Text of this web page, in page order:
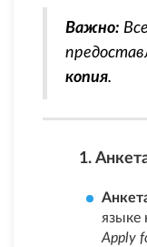
Важно:
копия.
1.
языке
Apply